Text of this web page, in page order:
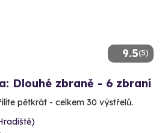
9.5(5)
Dlouhé zbraně - 6 zbraní
pětkrát - celkem 30 výstřelů.